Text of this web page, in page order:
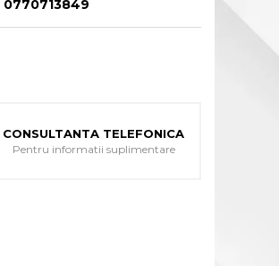
0770713849
CONSULTANTA TELEFONICA
Pentru informatii suplimentare